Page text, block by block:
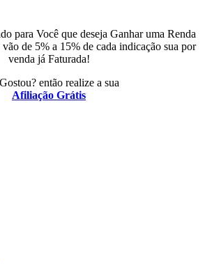
para Você que deseja Ganhar uma Renda
de 5% a 15% de cada indicação sua por
venda já Faturada!
então realize a sua
Afiliação Grátis